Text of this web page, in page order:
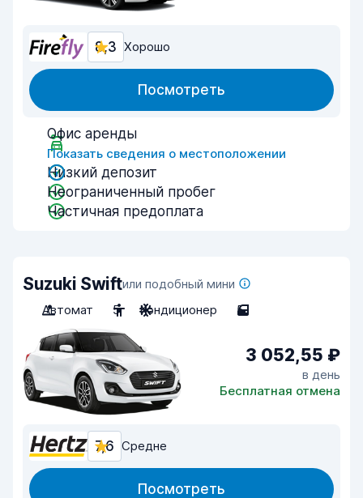
8,3 Хорошо
Посмотреть
Офис аренды
Показать сведения о местоположении
Низкий депозит
Неограниченный пробег
Частичная предоплата
Suzuki Swiftили подобный мини
Автомат
5 Кондиционер 5
3 052,55 ₽
в день
Бесплатная отмена
7,6 Средне
Посмотреть